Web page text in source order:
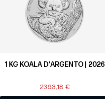
1 KG KOALA D'ARGENTO | 2026
2363,18 €